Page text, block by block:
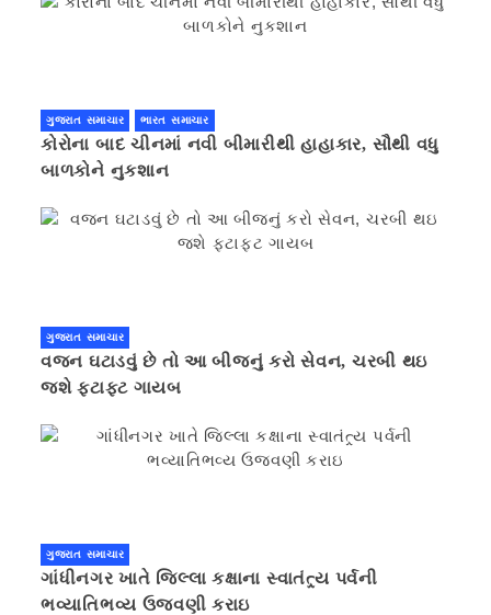
ગુજરાત સમાચાર ભારત સમાચાર
કોરોના બાદ ચીનમાં નવી બીમારીથી હાહાકાર, સૌથી વધુ
બાળકોને નુકશાન
ગુજરાત સમાચાર
વજન ઘટાડવું છે તો આ બીજનું કરો સેવન, ચરબી થઇ
જશે ફટાફટ ગાયબ
ગુજરાત સમાચાર
ગાંધીનગર ખાતે જિલ્લા કક્ષાના સ્વાતંત્ર્ય પર્વની
ભવ્યાતિભવ્ય ઉજવણી કરાઇ